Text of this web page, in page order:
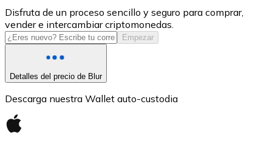
USD Coin
USDC
Disfruta de un proceso sencillo y seguro para comprar,
vender e intercambiar criptomonedas.
Empezar
Detalles del precio de Blur
Descarga nuestra Wallet auto-custodia